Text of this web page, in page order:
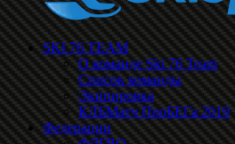
SKI 76 TEAM
О команде Ski 76 Team
Список команды
Экипировка
КЛБМатч ПроБЕГа 2019
Федерации